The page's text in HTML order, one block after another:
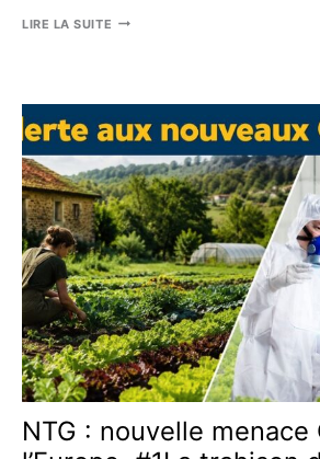
LIRE LA SUITE ARNM
INTERDIT
–
LA
PLUS
GRANDE
CATASTROPHE
DE
L’HISTOIRE
DE
LA
MÉDECINE
?
NTG : nouvelle menace